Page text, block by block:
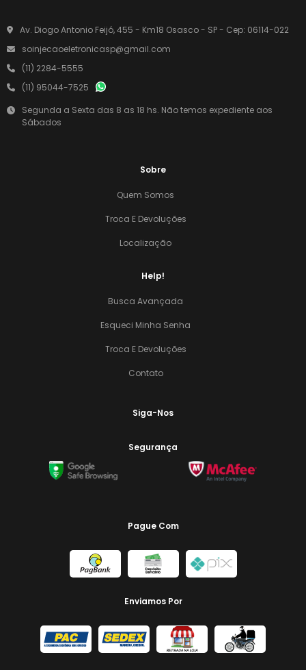
Av. Diogo Antonio Feijó, 455 - Km18 Osasco - SP - Cep: 06114-022
soinjecaoeletronicasp@gmail.com
(11) 2284-5555
(11) 95044-7525
Segunda a Sexta das 8 as 18 hs. Não temos expediente aos
Sábados
Sobre
Quem Somos
Troca E Devoluções
Localização
Help!
Busca Avançada
Esqueci Minha Senha
Troca E Devoluções
Contato
Siga-Nos
Segurança
Pague Com
Enviamos Por